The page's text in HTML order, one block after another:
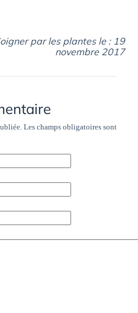
par les plantes le : 19
novembre 2017
Les champs obligatoires sont